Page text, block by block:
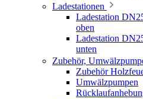
Ladestationen
Ladestation
oben
Ladestation
unten
Zubehör,
Zubehör
Umwälzpumpen